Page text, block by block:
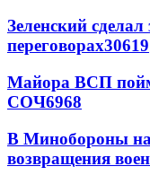
Зеленский
переговорах30619
Майора ВСП
СОЧ6968
В Минобороны
возвращения